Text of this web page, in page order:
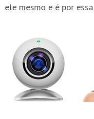
ele mesmo e é por